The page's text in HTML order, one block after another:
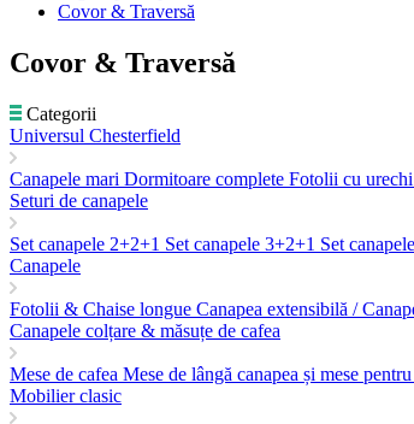
Covor & Traversă
Covor & Traversă
Categorii
Universul Chesterfield
Canapele mari Dormitoare complete Fotolii cu
Seturi de canapele
Set canapele 2+2+1 Set canapele 3+2+1 Set
Canapele
Fotolii & Chaise longue Canapea extensibilă /
Canapele colțare & măsuțe de cafea
Mese de cafea Mese de lângă canapea și mese
Mobilier clasic